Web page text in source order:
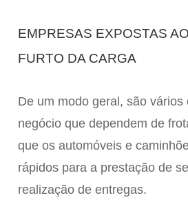
EMPRESAS EXPOSTAS
FURTO DA CARGA
De um modo geral, são vários
negócio que dependem de
que os automóveis e
rápidos para a prestação de
realização de entregas.